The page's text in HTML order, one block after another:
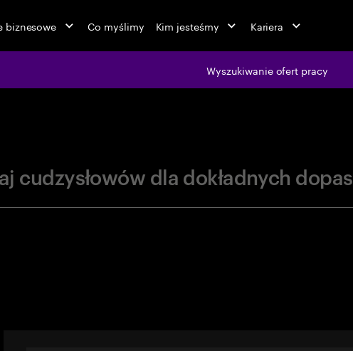
biznesowe Co myślimy Kim jesteśmy Kariera
at Wyszukiwanie ofert pracy
cudzysłowów dla dokładnych